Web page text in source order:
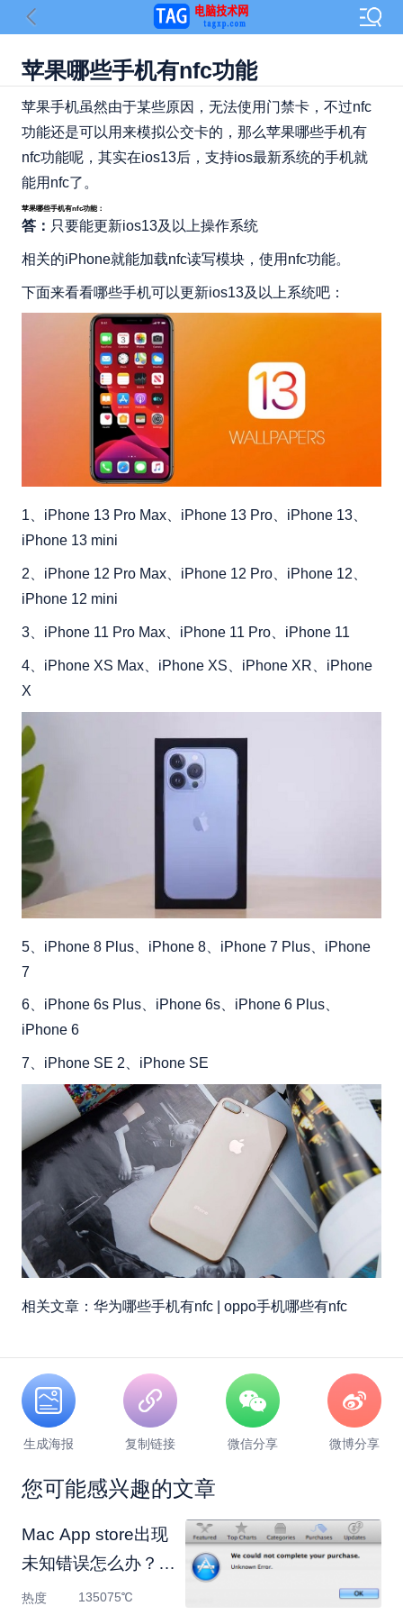
苹果哪些手机有nfc功能
苹果手机虽然由于某些原因，无法使用门禁卡，不过nfc
功能还是可以用来模拟公交卡的，那么苹果哪些手机有
nfc功能呢，其实在ios13后，支持ios最新系统的手机就
能用nfc了。
苹果哪些手机有nfc功能：
答： 只要能更新ios13及以上操作系统
相关的iPhone就能加载nfc读写模块，使用nfc功能。
下面来看看哪些手机可以更新ios13及以上系统吧：
1、iPhone 13 Pro Max、iPhone 13 Pro、iPhone 13、
iPhone 13 mini
2、iPhone 12 Pro Max、iPhone 12 Pro、iPhone 12、
iPhone 12 mini
3、iPhone 11 Pro Max、iPhone 11 Pro、iPhone 11
4、iPhone XS Max、iPhone XS、iPhone XR、iPhone
X
5、iPhone 8 Plus、iPhone 8、iPhone 7 Plus、iPhone
7
6、iPhone 6s Plus、iPhone 6s、iPhone 6 Plus、
iPhone 6
7、iPhone SE 2、iPhone SE
相关文章：华为哪些手机有nfc | oppo手机哪些有nfc
生成海报 复制链接 微信分享 微博分享
您可能感兴趣的文章
Mac App store出现
未知错误怎么办？
Mac市场错误解决
热度 135075℃